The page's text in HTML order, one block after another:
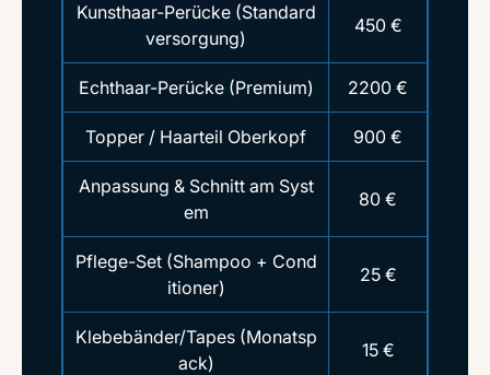
Kunsthaar-Perücke (Standard
versorgung)
450 €
Echthaar-Perücke (Premium) 2200 €
Topper / Haarteil Oberkopf 900 €
Anpassung & Schnitt am Syst
em
80 €
Pflege-Set (Shampoo + Cond
itioner)
25 €
Klebebänder/Tapes (Monatsp
ack)
15 €